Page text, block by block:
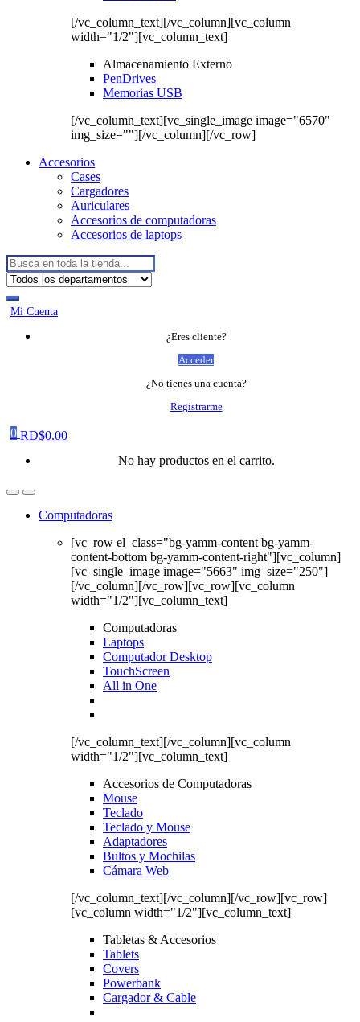
[/vc_column_text][/vc_column][vc_column
width="1/2"][vc_column_text]
Almacenamiento Externo
PenDrives
Memorias USB
[/vc_column_text][vc_single_image image="6570"
img_size=""][/vc_column][/vc_row]
Accesorios
Cases
Cargadores
Auriculares
Accesorios de computadoras
Accesorios de laptops
Buscar:
Mi Cuenta
¿Eres cliente?
Acceder
¿No tienes una cuenta?
Registrarme
0 RD$0.00
No hay productos en el carrito.
Computadoras
[vc_row el_class="bg-yamm-content bg-yamm-
content-bottom bg-yamm-content-right"][vc_column]
[vc_single_image image="5663" img_size="250"]
[/vc_column][/vc_row][vc_row][vc_column
width="1/2"][vc_column_text]
Computadoras
Laptops
Computador Desktop
TouchScreen
All in One
[/vc_column_text][/vc_column][vc_column
width="1/2"][vc_column_text]
Accesorios de Computadoras
Mouse
Teclado
Teclado y Mouse
Adaptadores
Bultos y Mochilas
Cámara Web
[/vc_column_text][/vc_column][/vc_row][vc_row]
[vc_column width="1/2"][vc_column_text]
Tabletas & Accesorios
Tablets
Covers
Powerbank
Cargador & Cable